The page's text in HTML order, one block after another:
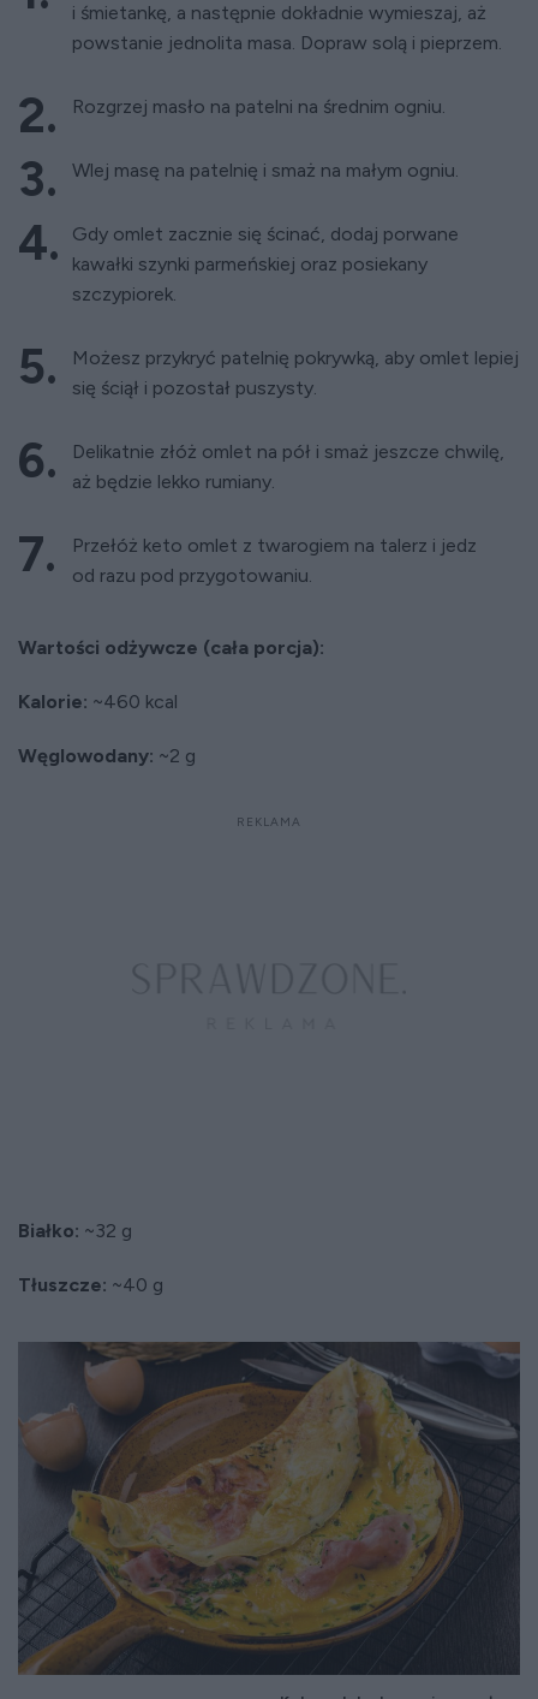
i śmietankę, a następnie dokładnie wymieszaj, aż
powstanie jednolita masa. Dopraw solą i pieprzem.
Rozgrzej masło na patelni na średnim ogniu.
Wlej masę na patelnię i smaż na małym ogniu.
Gdy omlet zacznie się ścinać, dodaj porwane
kawałki szynki parmeńskiej oraz posiekany
szczypiorek.
Możesz przykryć patelnię pokrywką, aby omlet lepiej
się ściął i pozostał puszysty.
Delikatnie złóż omlet na pół i smaż jeszcze chwilę,
aż będzie lekko rumiany.
Przełóż keto omlet z twarogiem na talerz i jedz
od razu pod przygotowaniu.
Wartości odżywcze (cała porcja):
Kalorie: ~460 kcal
Węglowodany: ~2 g
Białko: ~32 g
Tłuszcze: ~40 g